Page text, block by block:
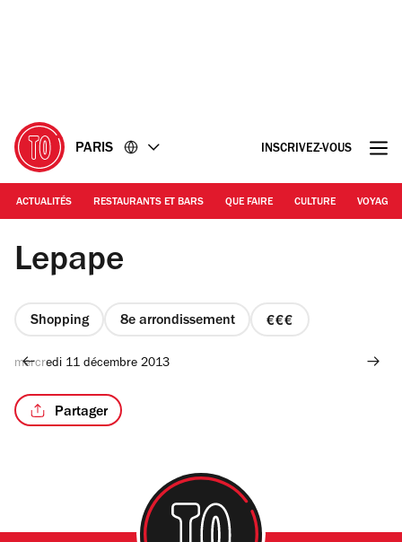
PARIS INSCRIVEZ-VOUS
ACTUALITÉS RESTAURANTS ET BARS QUE FAIRE CULTURE VOYAGE
@ Time Out Paris
Lepape
Shopping 8e arrondissement
prix
mercredi 11 décembre 2013
Partager